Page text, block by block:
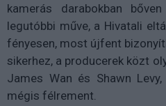
kamerás darabokban
legutóbbi műve, a Hivatali
fényesen, most újfent
sikerhez, a producerek közt
James Wan és Shawn
mégis félrement.